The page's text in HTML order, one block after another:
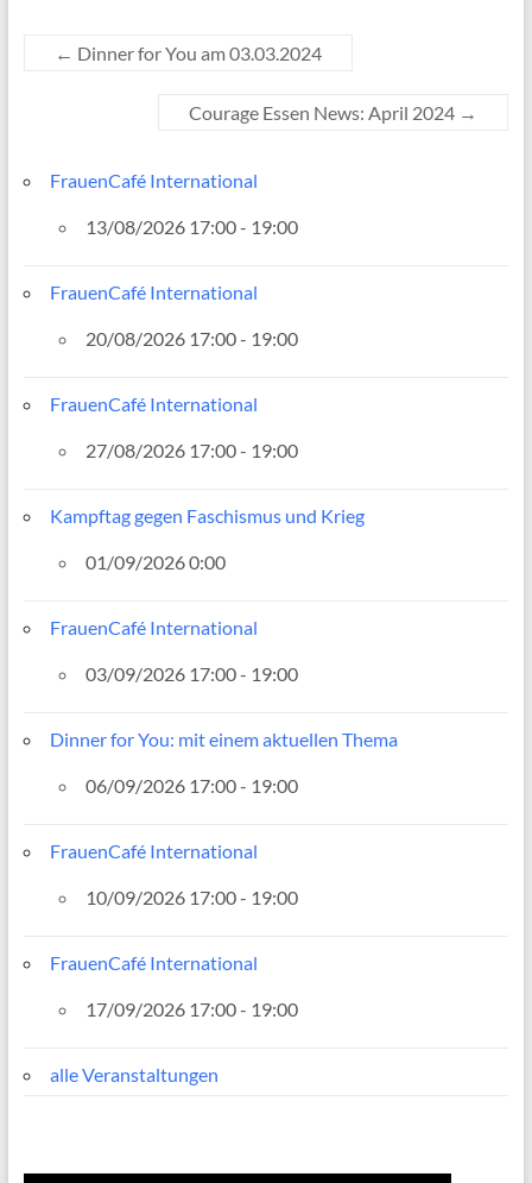
← Dinner for You am 03.03.2024
Courage Essen News: April 2024 →
FrauenCafé International
13/08/2026 17:00 - 19:00
FrauenCafé International
20/08/2026 17:00 - 19:00
FrauenCafé International
27/08/2026 17:00 - 19:00
Kampftag gegen Faschismus und Krieg
01/09/2026 0:00
FrauenCafé International
03/09/2026 17:00 - 19:00
Dinner for You: mit einem aktuellen Thema
06/09/2026 17:00 - 19:00
FrauenCafé International
10/09/2026 17:00 - 19:00
FrauenCafé International
17/09/2026 17:00 - 19:00
alle Veranstaltungen